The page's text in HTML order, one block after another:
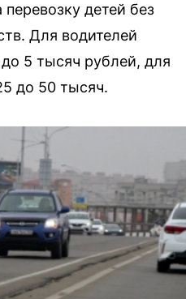
детей без
Для водителей
5 тысяч рублей, для
до 50 тысяч.